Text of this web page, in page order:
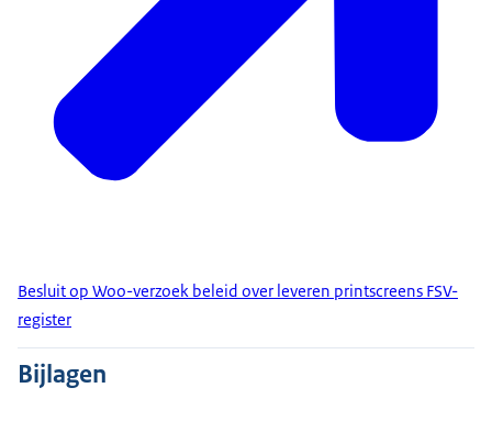
Besluit op Woo-verzoek beleid over leveren printscreens FSV-
register
Bijlagen